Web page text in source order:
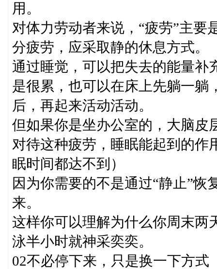
用。
对体力劳动者来说，“疲劳”主要
分疲劳，应采取静的休息方式。
通过睡觉，可以把失去的能量补
是很累，也可以在床上先躺一躺
后，再起来活动活动。
但如果你是坐办公室的，大脑皮
对待这种疲劳，睡眠能起到的作
眠时间都达不到）
因为你需要的不是通过“静止”
来。
这样你可以理解为什么你周末两
泳半小时就神采奕奕。
02不必停下来，只是换一下方式